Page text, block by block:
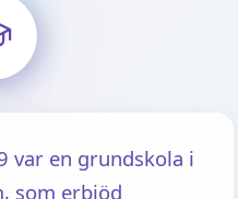
var en grundskola i
som erbjöd